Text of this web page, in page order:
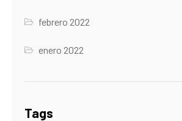
febrero 2022
enero 2022
Tags